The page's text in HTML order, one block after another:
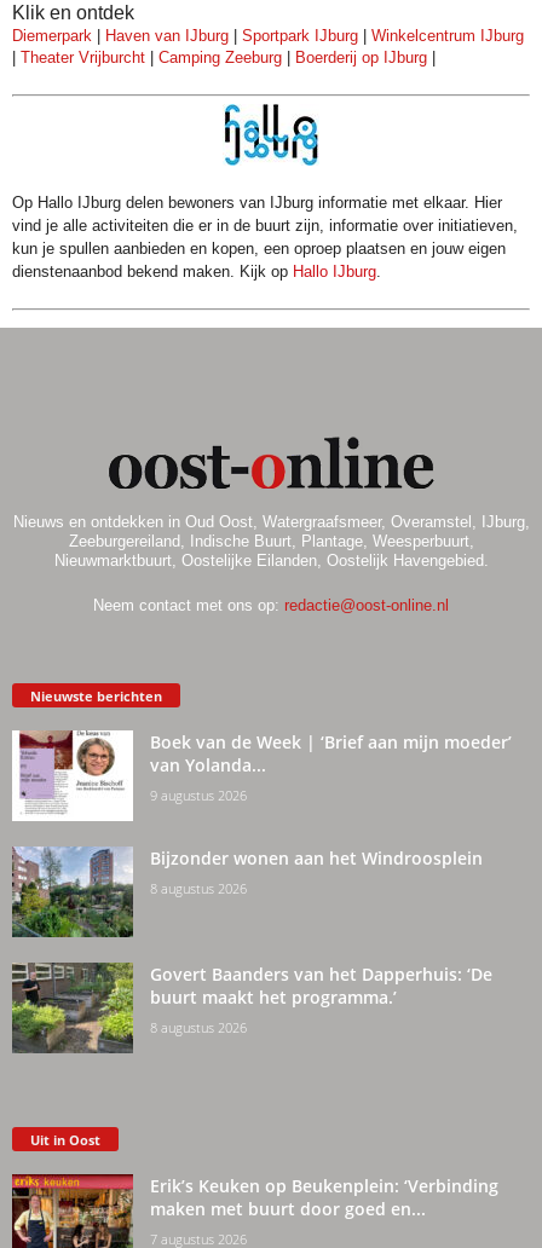
Klik en ontdek
Diemerpark Haven van IJburg Sportpark IJburg
Winkelcentrum IJburg
Theater Vrijburcht Camping Zeeburg Boerderij op IJburg
Op Hallo IJburg delen bewoners van IJburg informatie met elkaar. Hier
vind je alle activiteiten die er in de buurt zijn, informatie over initiatieven,
kun je spullen aanbieden en kopen, een oproep plaatsen en jouw eigen
dienstenaanbod bekend maken. Kijk op Hallo IJburg.
Nieuws en ontdekken in Oud Oost, Watergraafsmeer, Overamstel, IJburg,
Zeeburgereiland, Indische Buurt, Plantage, Weesperbuurt,
Nieuwmarktbuurt, Oostelijke Eilanden, Oostelijk Havengebied.
Neem contact met ons op: redactie@oost-online.nl
Nieuwste berichten
Boek van de Week | ‘Brief aan mijn moeder’
van Yolanda...
9 augustus 2026
Bijzonder wonen aan het Windroosplein
8 augustus 2026
Govert Baanders van het Dapperhuis: ‘De
buurt maakt het programma.’
8 augustus 2026
Uit in Oost
Erik’s Keuken op Beukenplein: ‘Verbinding
maken met buurt door goed en...
7 augustus 2026